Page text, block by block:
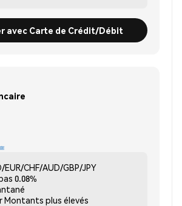
avec Carte de Crédit/Débit
EUR/CHF/AUD/GBP/JPY
0.08%
Montants plus élevés